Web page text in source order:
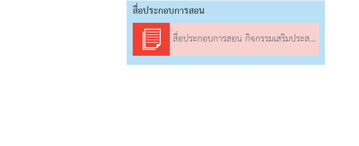
สื่อประกอบการสอน
สื่อประกอบการสอน กิจกรรมเสริมประสบการณ์